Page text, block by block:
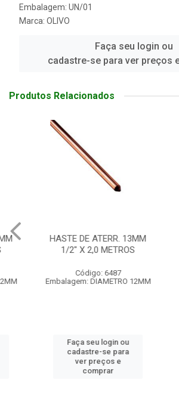
Embalagem: UN/01
Marca: OLIVO
Faça seu login ou
cadastre-se para ver preços
Produtos Relacionados
HASTE DE ATERR. 13MM
1/2" X 2,0 METROS
Código: 6487
Embalagem: DIAMETRO 12MM
Faça seu login ou
cadastre-se para
ver preços e